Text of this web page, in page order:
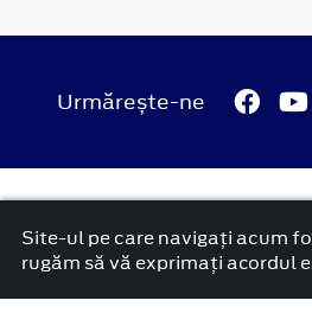
Urmărește-ne
© 2026 ATI Motors Termeni si
Anunț începere proiect ”PNRR.
platformă dezvoltată de Workleto
Site-ul pe care navigați acum
rugăm să vă exprimați acordul